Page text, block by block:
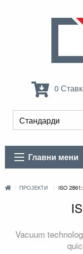
0
Главни мени
ПРОЈЕКТИ ISO
Vacuum